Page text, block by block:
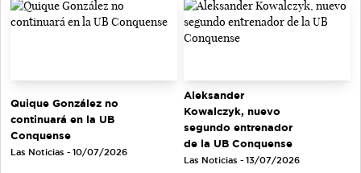
Quique González no
continuará en la UB
Conquense
Las Noticias - 10/07/2026
Aleksander
Kowalczyk, nuevo
segundo entrenador
de la UB Conquense
Las Noticias - 13/07/2026